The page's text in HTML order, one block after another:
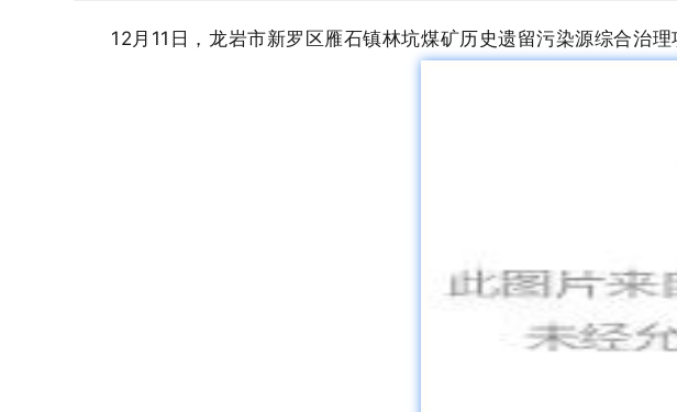
12月11日，龙岩市新罗区雁石镇林坑煤矿历史遗留污染源综合治